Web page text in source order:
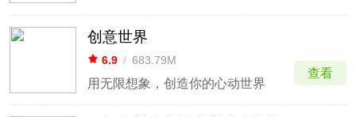
创意世界
6.9 / 683.79M
用无限想象，创造你的心动世界
查看